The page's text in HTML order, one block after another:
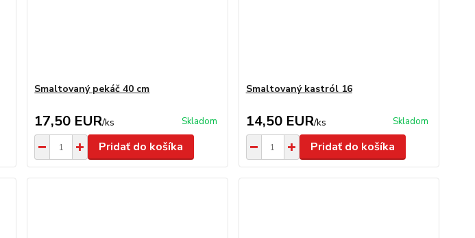
Smaltovaný pekáč 40 cm
17,50 EUR/ks Skladom
Pridať do košíka
Smaltovaný kastról 16
14,50 EUR/ks Skladom
Pridať do košíka